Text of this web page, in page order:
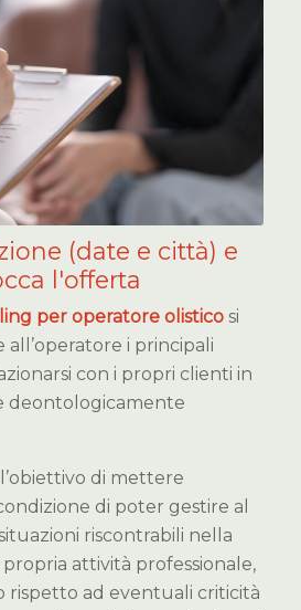
(date e città) e
l'offerta
per operatore olisticosi
i principali
con i propri clienti in
deontologicamente
di mettere
di poter gestire al
riscontrabili nella
attività professionale,
rispetto ad eventuali criticità